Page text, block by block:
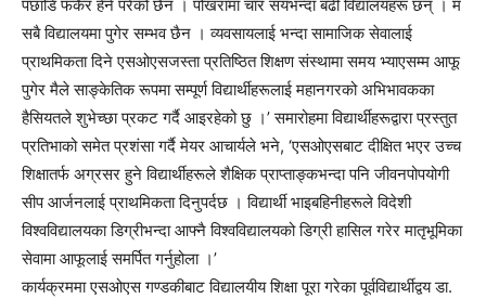
पछाडि फर्केर हेर्न परेको छैन । पोखरामा चार सयभन्दा बढी विद्यालयहरू छन् । म
सबै विद्यालयमा पुगेर सम्भव छैन । व्यवसायलाई भन्दा सामाजिक सेवालाई
प्राथमिकता दिने एसओएसजस्ता प्रतिष्ठित शिक्षण संस्थामा समय भ्याएसम्म आफू
पुगेर मैले साङ्केतिक रूपमा सम्पूर्ण विद्यार्थीहरूलाई महानगरको अभिभावकका
हैसियतले शुभेच्छा प्रकट गर्दै आइरहेको छु ।’ समारोहमा विद्यार्थीहरूद्वारा प्रस्तुत
प्रतिभाको समेत प्रशंसा गर्दै मेयर आचार्यले भने, ‘एसओएसबाट दीक्षित भएर उच्च
शिक्षातर्फ अग्रसर हुने विद्यार्थीहरूले शैक्षिक प्राप्ताङ्कभन्दा पनि जीवनपोपयोगी
सीप आर्जनलाई प्राथमिकता दिनुपर्दछ । विद्यार्थी भाइबहिनीहरूले विदेशी
विश्वविद्यालयका डिग्रीभन्दा आफ्नै विश्वविद्यालयको डिग्री हासिल गरेर मातृभूमिका
सेवामा आफूलाई समर्पित गर्नुहोला ।’
कार्यक्रममा एसओएस गण्डकीबाट विद्यालयीय शिक्षा पूरा गरेका पूर्वविद्यार्थीद्वय डा.